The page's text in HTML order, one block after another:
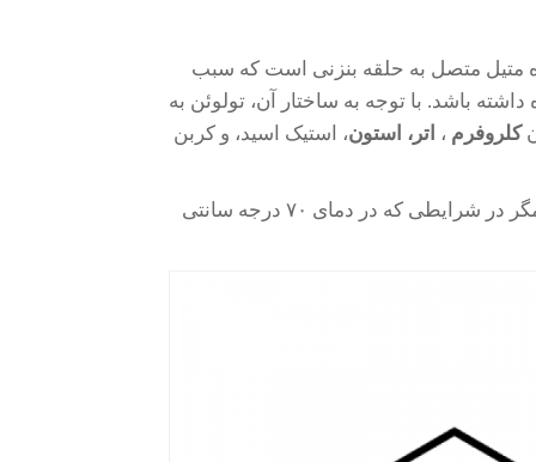
متیل متصل به حلقه بنزنی است که سبب
باشد. با توجه به ساختار آن، تولوئن به
کلروفرم ، اتر، استون، استیک اسید، و کربن
تولوئن به دلیل چگالی آن و سایر عوامل، به راحتی تبخیر نمی شود مگر در شرایطی که در دمای ۷۰ درجه سانتی